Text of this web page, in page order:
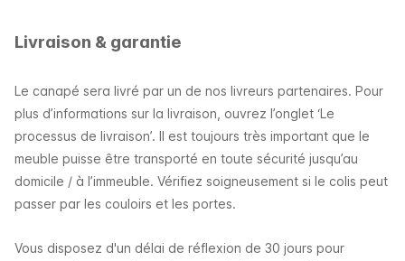
Livraison & garantie
Le canapé sera livré par un de nos livreurs partenaires. Pour
plus d’informations sur la livraison, ouvrez l’onglet ‘Le
processus de livraison’. Il est toujours très important que le
meuble puisse être transporté en toute sécurité jusqu’au
domicile / à l’immeuble. Vérifiez soigneusement si le colis peut
passer par les couloirs et les portes.
Vous disposez d'un délai de réflexion de 30 jours pour